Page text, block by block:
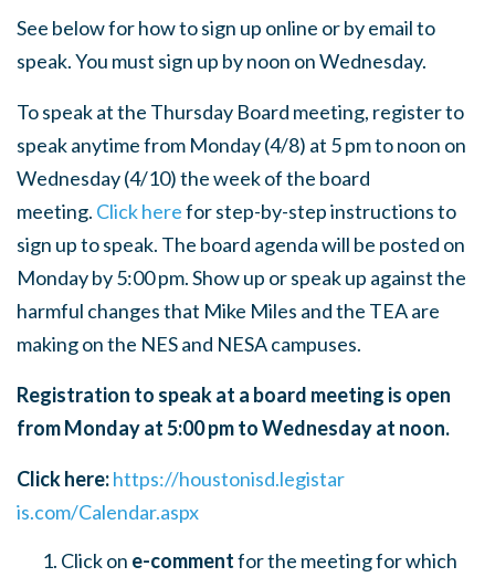
See below for how to sign up online or by email to
speak. You must sign up by noon on Wednesday.
To speak at the Thursday Board meeting, register to
speak anytime from Monday (4/8) at 5 pm to noon on
Wednesday (4/10) the week of the board
meeting. Click herefor step-by-step instructions to
sign up to speak. The board agenda will be posted on
Monday by 5:00 pm.Show up or speak up against the
harmful changes that Mike Miles and the TEA are
making on the NES and NESA campuses.
Registration to speak at a board meeting is open
from Monday at 5:00 pm to Wednesday at noon.
Click here:https://houstonisd.legistar
is.com/Calendar.aspx
Click on e-commentfor the meeting for which